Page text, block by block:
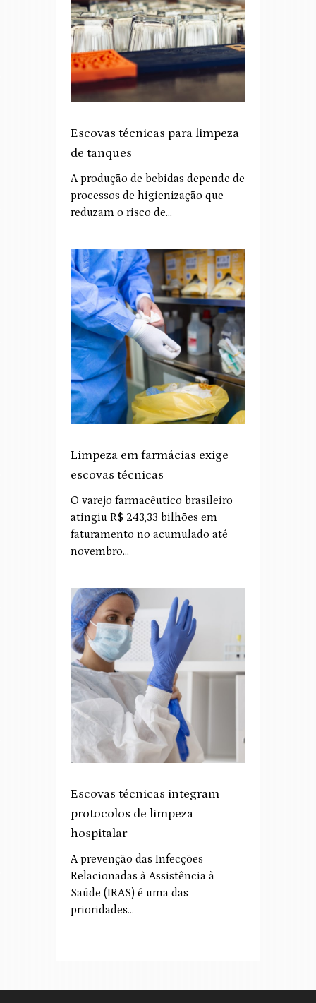
Escovas técnicas para limpeza
de tanques
A produção de bebidas depende de
processos de higienização que
reduzam o risco de…
Limpeza em farmácias exige
escovas técnicas
O varejo farmacêutico brasileiro
atingiu R$ 243,33 bilhões em
faturamento no acumulado até
novembro…
Escovas técnicas integram
protocolos de limpeza
hospitalar
A prevenção das Infecções
Relacionadas à Assistência à
Saúde (IRAS) é uma das
prioridades…